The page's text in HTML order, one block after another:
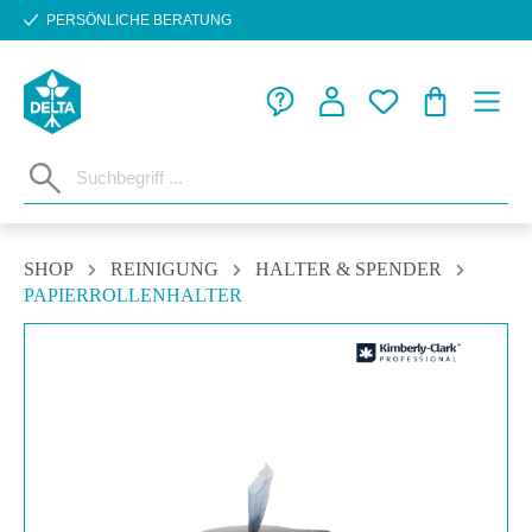
Zum Hauptinhalt springen
PERSÖNLICHE BERATUNG
SHOP REINIGUNG
HALTER & SPENDER
PAPIERROLLENHALTER